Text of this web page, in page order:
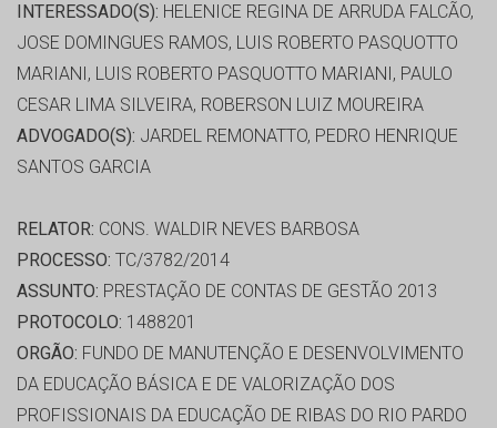
INTERESSADO(S): HELENICE REGINA DE ARRUDA FALCÃO,
JOSE DOMINGUES RAMOS, LUIS ROBERTO PASQUOTTO
MARIANI, LUIS ROBERTO PASQUOTTO MARIANI, PAULO
CESAR LIMA SILVEIRA, ROBERSON LUIZ MOUREIRA
ADVOGADO(S): JARDEL REMONATTO, PEDRO HENRIQUE
SANTOS GARCIA
RELATOR: CONS. WALDIR NEVES BARBOSA
PROCESSO: TC/3782/2014
ASSUNTO: PRESTAÇÃO DE CONTAS DE GESTÃO 2013
PROTOCOLO: 1488201
ORGÃO: FUNDO DE MANUTENÇÃO E DESENVOLVIMENTO
DA EDUCAÇÃO BÁSICA E DE VALORIZAÇÃO DOS
PROFISSIONAIS DA EDUCAÇÃO DE RIBAS DO RIO PARDO